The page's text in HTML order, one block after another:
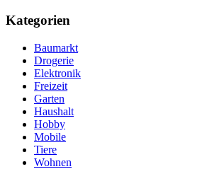
Kategorien
Baumarkt
Drogerie
Elektronik
Freizeit
Garten
Haushalt
Hobby
Mobile
Tiere
Wohnen